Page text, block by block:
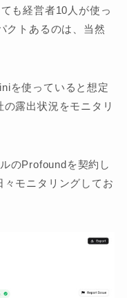
も経営者10人が使っ
クトあるのは、当然
を使っていると想定
露出状況をモニタリ
のProfoundを契約し
モニタリングしてお